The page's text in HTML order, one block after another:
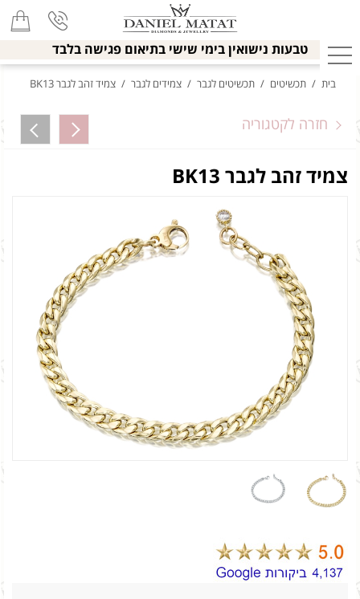
טבעות נישואין בימי שישי בתיאום פגישה בלבד
בית / תכשיטים / תכשיטים לגבר / צמידים לגבר / צמיד זהב לגבר BK13
חזרה לקטגוריה
צמיד זהב לגבר BK13